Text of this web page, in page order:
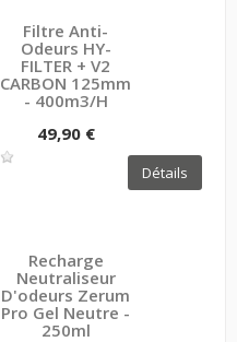
Filtre Anti-
Odeurs HY-
FILTER + V2
CARBON 125mm
- 400m3/h
49,90 €
Détails
Recharge
Neutraliseur
D'odeurs Zerum
Pro Gel Neutre -
250ml